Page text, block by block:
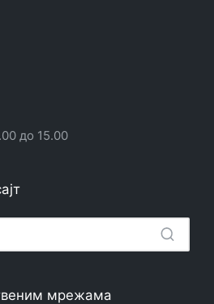
до 15.00
мрежама